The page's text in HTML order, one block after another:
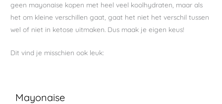
geen mayonaise kopen met heel veel koolhydraten, maar als
het om kleine verschillen gaat, gaat het niet het verschil tussen
wel of niet in ketose uitmaken. Dus maak je eigen keus!
Dit vind je misschien ook leuk:
Mayonaise